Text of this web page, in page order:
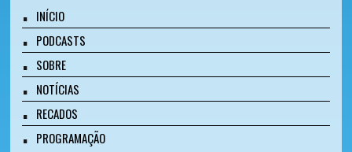
INÍCIO
PODCASTS
SOBRE
NOTÍCIAS
RECADOS
PROGRAMAÇÃO